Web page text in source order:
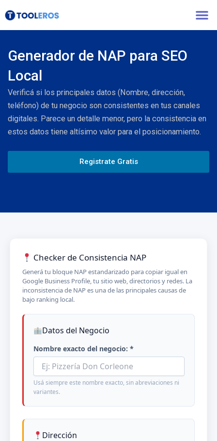
al
contenido
Generador de NAP para SEO
Local
Verificá si los principales datos (Nombre, dirección,
teléfono) de tu negocio son consistentes en tus canales
digitales. Parece un detalle menor, pero la consistencia en
estos datos tiene altísimo valor para el posicionamiento.
Registrate Gratis
Checker de Consistencia NAP
Generá tu bloque NAP estandarizado para copiar igual en
Google Business Profile, tu sitio web, directorios y redes. La
inconsistencia de NAP es una de las principales causas de
bajo ranking local.
Datos del Negocio
Nombre exacto del negocio: *
Usá siempre este nombre exacto, sin abreviaciones ni
variantes.
Dirección